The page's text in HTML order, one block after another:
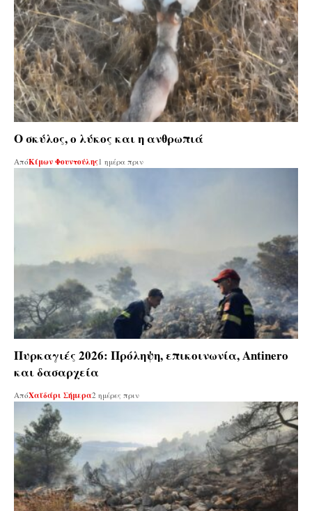
Ο σκύλος, ο λύκος και η ανθρωπιά
ΑπόΚίμων Φουντούλης1 ημέρα πριν
Πυρκαγιές 2026: Πρόληψη, επικοινωνία, Antinero
και δασαρχεία
ΑπόΧαϊδάρι Σήμερα2 ημέρες πριν